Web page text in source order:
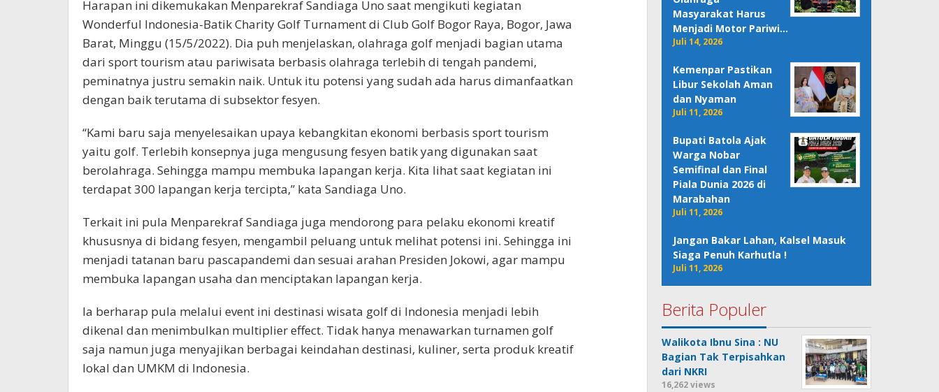
Harapan ini dikemukakan Menparekraf Sandiaga Uno saat mengikuti kegiatan
Wonderful Indonesia-Batik Charity Golf Turnament di Club Golf Bogor Raya, Bogor, Jawa
Barat, Minggu (15/5/2022). Dia puh menjelaskan, olahraga golf menjadi bagian utama
dari sport tourism atau pariwisata berbasis olahraga terlebih di tengah pandemi,
peminatnya justru semakin naik. Untuk itu potensi yang sudah ada harus dimanfaatkan
dengan baik terutama di subsektor fesyen.
“Kami baru saja menyelesaikan upaya kebangkitan ekonomi berbasis sport tourism
yaitu golf. Terlebih konsepnya juga mengusung fesyen batik yang digunakan saat
berolahraga. Sehingga mampu membuka lapangan kerja. Kita lihat saat kegiatan ini
terdapat 300 lapangan kerja tercipta,” kata Sandiaga Uno.
Terkait ini pula Menparekraf Sandiaga juga mendorong para pelaku ekonomi kreatif
khususnya di bidang fesyen, mengambil peluang untuk melihat potensi ini. Sehingga ini
menjadi tatanan baru pascapandemi dan sesuai arahan Presiden Jokowi, agar mampu
membuka lapangan usaha dan menciptakan lapangan kerja.
Ia berharap pula melalui event ini destinasi wisata golf di Indonesia menjadi lebih
dikenal dan menimbulkan multiplier effect. Tidak hanya menawarkan turnamen golf
saja namun juga menyajikan berbagai keindahan destinasi, kuliner, serta produk kreatif
lokal dan UMKM di Indonesia.
Masyarakat Harus
Menjadi Motor Pariwi…
Juli 14, 2026
Kemenpar Pastikan
Libur Sekolah Aman
dan Nyaman
Juli 11, 2026
Bupati Batola Ajak
Warga Nobar
Semifinal dan Final
Piala Dunia 2026 di
Marabahan
Juli 11, 2026
Jangan Bakar Lahan, Kalsel Masuk
Siaga Penuh Karhutla !
Juli 11, 2026
Berita Populer
Walikota Ibnu Sina : NU
Bagian Tak Terpisahkan
dari NKRI
16,262 views